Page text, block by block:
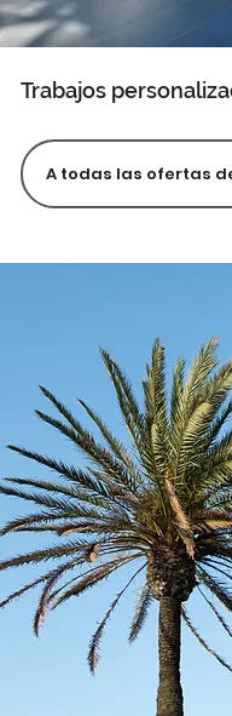
Trabajos
A todas las ofertas